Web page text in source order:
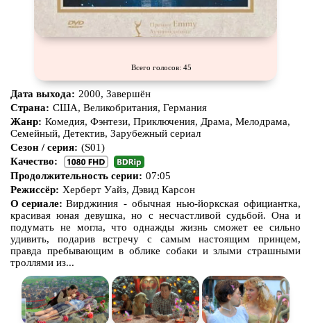
Всего голосов: 45
Дата выхода: 2000, Завершён
Страна: США, Великобритания, Германия
Жанр: Комедия, Фэнтези, Приключения, Драма, Мелодрама,
Семейный, Детектив, Зарубежный сериал
Сезон / серия: (S01)
Качество:
Продолжительность серии: 07:05
Режиссёр: Херберт Уайз, Дэвид Карсон
О сериале: Вирджиния - обычная нью-йоркская официантка,
красивая юная девушка, но с несчастливой судьбой. Она и
подумать не могла, что однажды жизнь сможет ее сильно
удивить, подарив встречу с самым настоящим принцем,
правда пребывающим в облике собаки и злыми страшными
троллями из...